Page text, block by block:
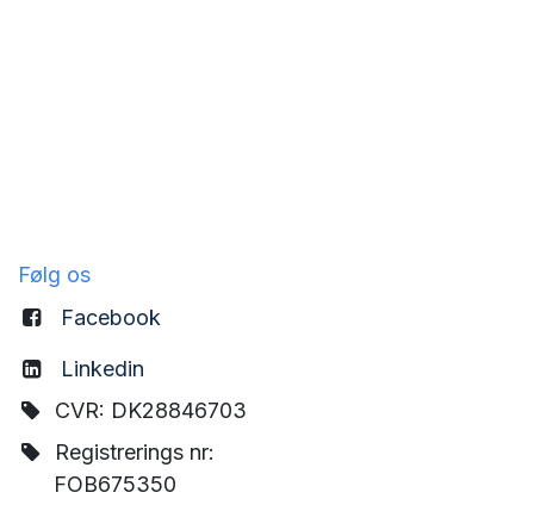
Følg os
Facebook
Linkedin
CVR: DK28846703
Registrerings nr:
FOB675350